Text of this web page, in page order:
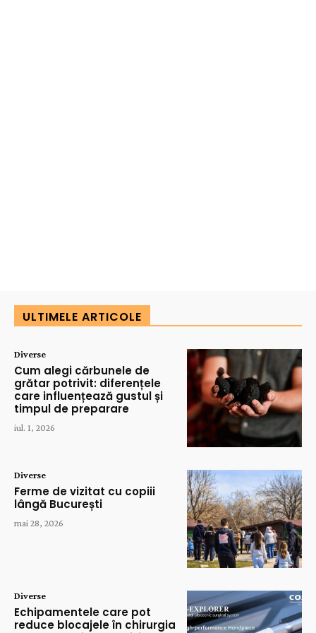
ULTIMELE ARTICOLE
Diverse
Cum alegi cărbunele de
grătar potrivit: diferențele
care influențează gustul și
timpul de preparare
iul. 1, 2026
Diverse
Ferme de vizitat cu copiii
lângă București
mai 28, 2026
Diverse
Echipamentele care pot
reduce blocajele în chirurgia